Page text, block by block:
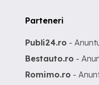
Parteneri
Publi24.ro -
Bestauto.ro -
Romimo.ro -